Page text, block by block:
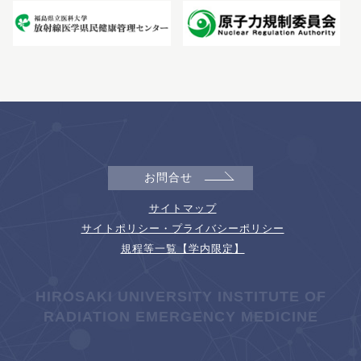
お問合せ
サイトマップ
サイトポリシー・プライバシーポリシー
規程等一覧【学内限定】
HIROSAKI UNIVERSITY INSTITUTE OF
RADIATION EMERGENCY MEDICINE